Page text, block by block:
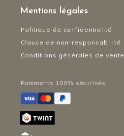
Mentions légales
Politique de confidentialité
Clause de non-responsabilité
Conditions générales de vente
Paiements 100% sécurisés